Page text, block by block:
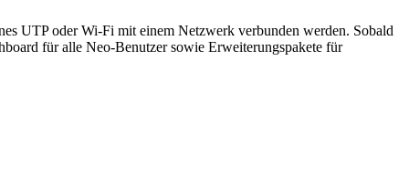
UTP oder Wi-Fi mit einem Netzwerk verbunden werden. Sobald
für alle Neo-Benutzer sowie Erweiterungspakete für